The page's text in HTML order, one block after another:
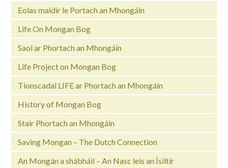
Eolas maidir le Portach an Mhongáin
Life On Mongan Bog
Saol ar Phortach an Mhongáin
Life Project on Mongan Bog
Tionscadal LIFE ar Phortach an Mhongáin
History of Mongan Bog
Stair Phortach an Mhongáin
Saving Mongan – The Dutch Connection
An Mongán a shábháil – An Nasc leis an Ísiltír